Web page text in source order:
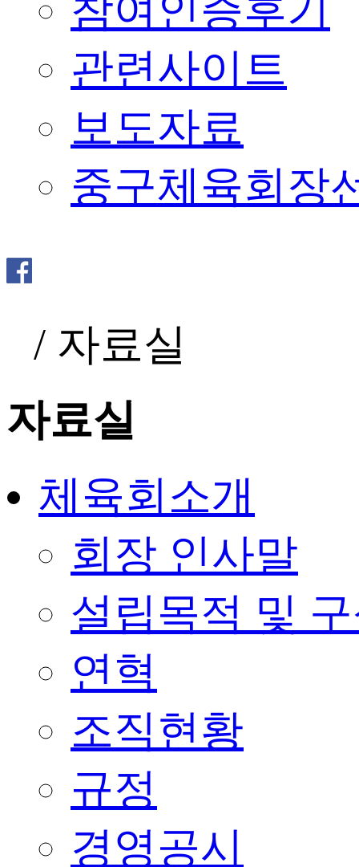
참여인증후기
관련사이트
보도자료
중구체육회장
/ 자료실
자료실
체육회소개
회장 인사말
설립목적 및
연혁
조직현황
규정
경영공시